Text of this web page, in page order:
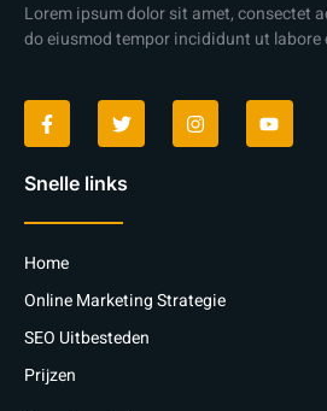
Lorem ipsum dolor sit amet, consectet
do eiusmod tempor incididunt ut labore
Snelle links
Home
Online Marketing Strategie
SEO Uitbesteden
Prijzen